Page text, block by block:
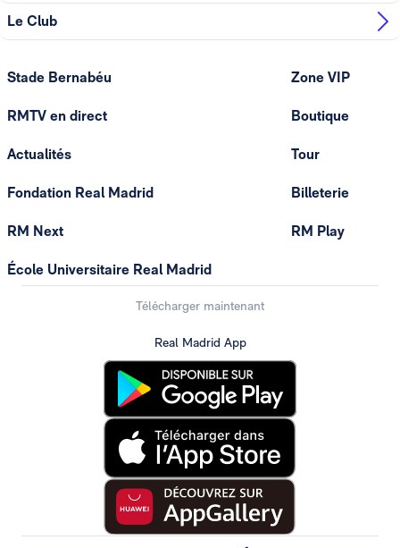
Le Club
Stade Bernabéu
RMTV en direct
Actualités
Fondation Real Madrid
RM Next
École Universitaire Real Madrid
Zone VIP
Boutique
Tour
Billeterie
RM Play
Télécharger maintenant
Real Madrid App